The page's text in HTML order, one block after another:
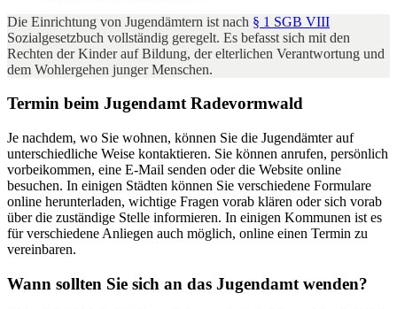
Die Einrichtung von Jugendämtern ist nach § 1 SGB VIII
Sozialgesetzbuch vollständig geregelt. Es befasst sich mit den
Rechten der Kinder auf Bildung, der elterlichen Verantwortung und
dem Wohlergehen junger Menschen.
Termin beim Jugendamt Radevormwald
Je nachdem, wo Sie wohnen, können Sie die Jugendämter auf
unterschiedliche Weise kontaktieren. Sie können anrufen, persönlich
vorbeikommen, eine E-Mail senden oder die Website online
besuchen. In einigen Städten können Sie verschiedene Formulare
online herunterladen, wichtige Fragen vorab klären oder sich vorab
über die zuständige Stelle informieren. In einigen Kommunen ist es
für verschiedene Anliegen auch möglich, online einen Termin zu
vereinbaren.
Wann sollten Sie sich an das Jugendamt wenden?